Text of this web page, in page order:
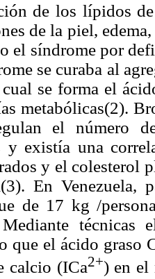
de los lípidos
de la piel,
el síndrome por
se curaba al
se forma el
metabólicas(2).
el número
y existía una
y el colesterol
En Venezuela,
de 17 kg /
técnicas
que el ácido
calcio (ICa2+) en el